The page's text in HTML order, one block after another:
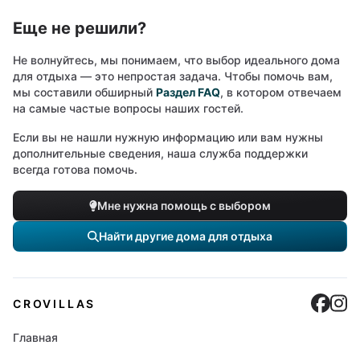
Еще не решили?
Не волнуйтесь, мы понимаем, что выбор идеального дома
для отдыха — это непростая задача. Чтобы помочь вам,
мы составили обширный Раздел FAQ, в котором отвечаем
на самые частые вопросы наших гостей.
Если вы не нашли нужную информацию или вам нужны
дополнительные сведения, наша служба поддержки
всегда готова помочь.
Мне нужна помощь с выбором
Найти другие дома для отдыха
CROVILLAS
Главная